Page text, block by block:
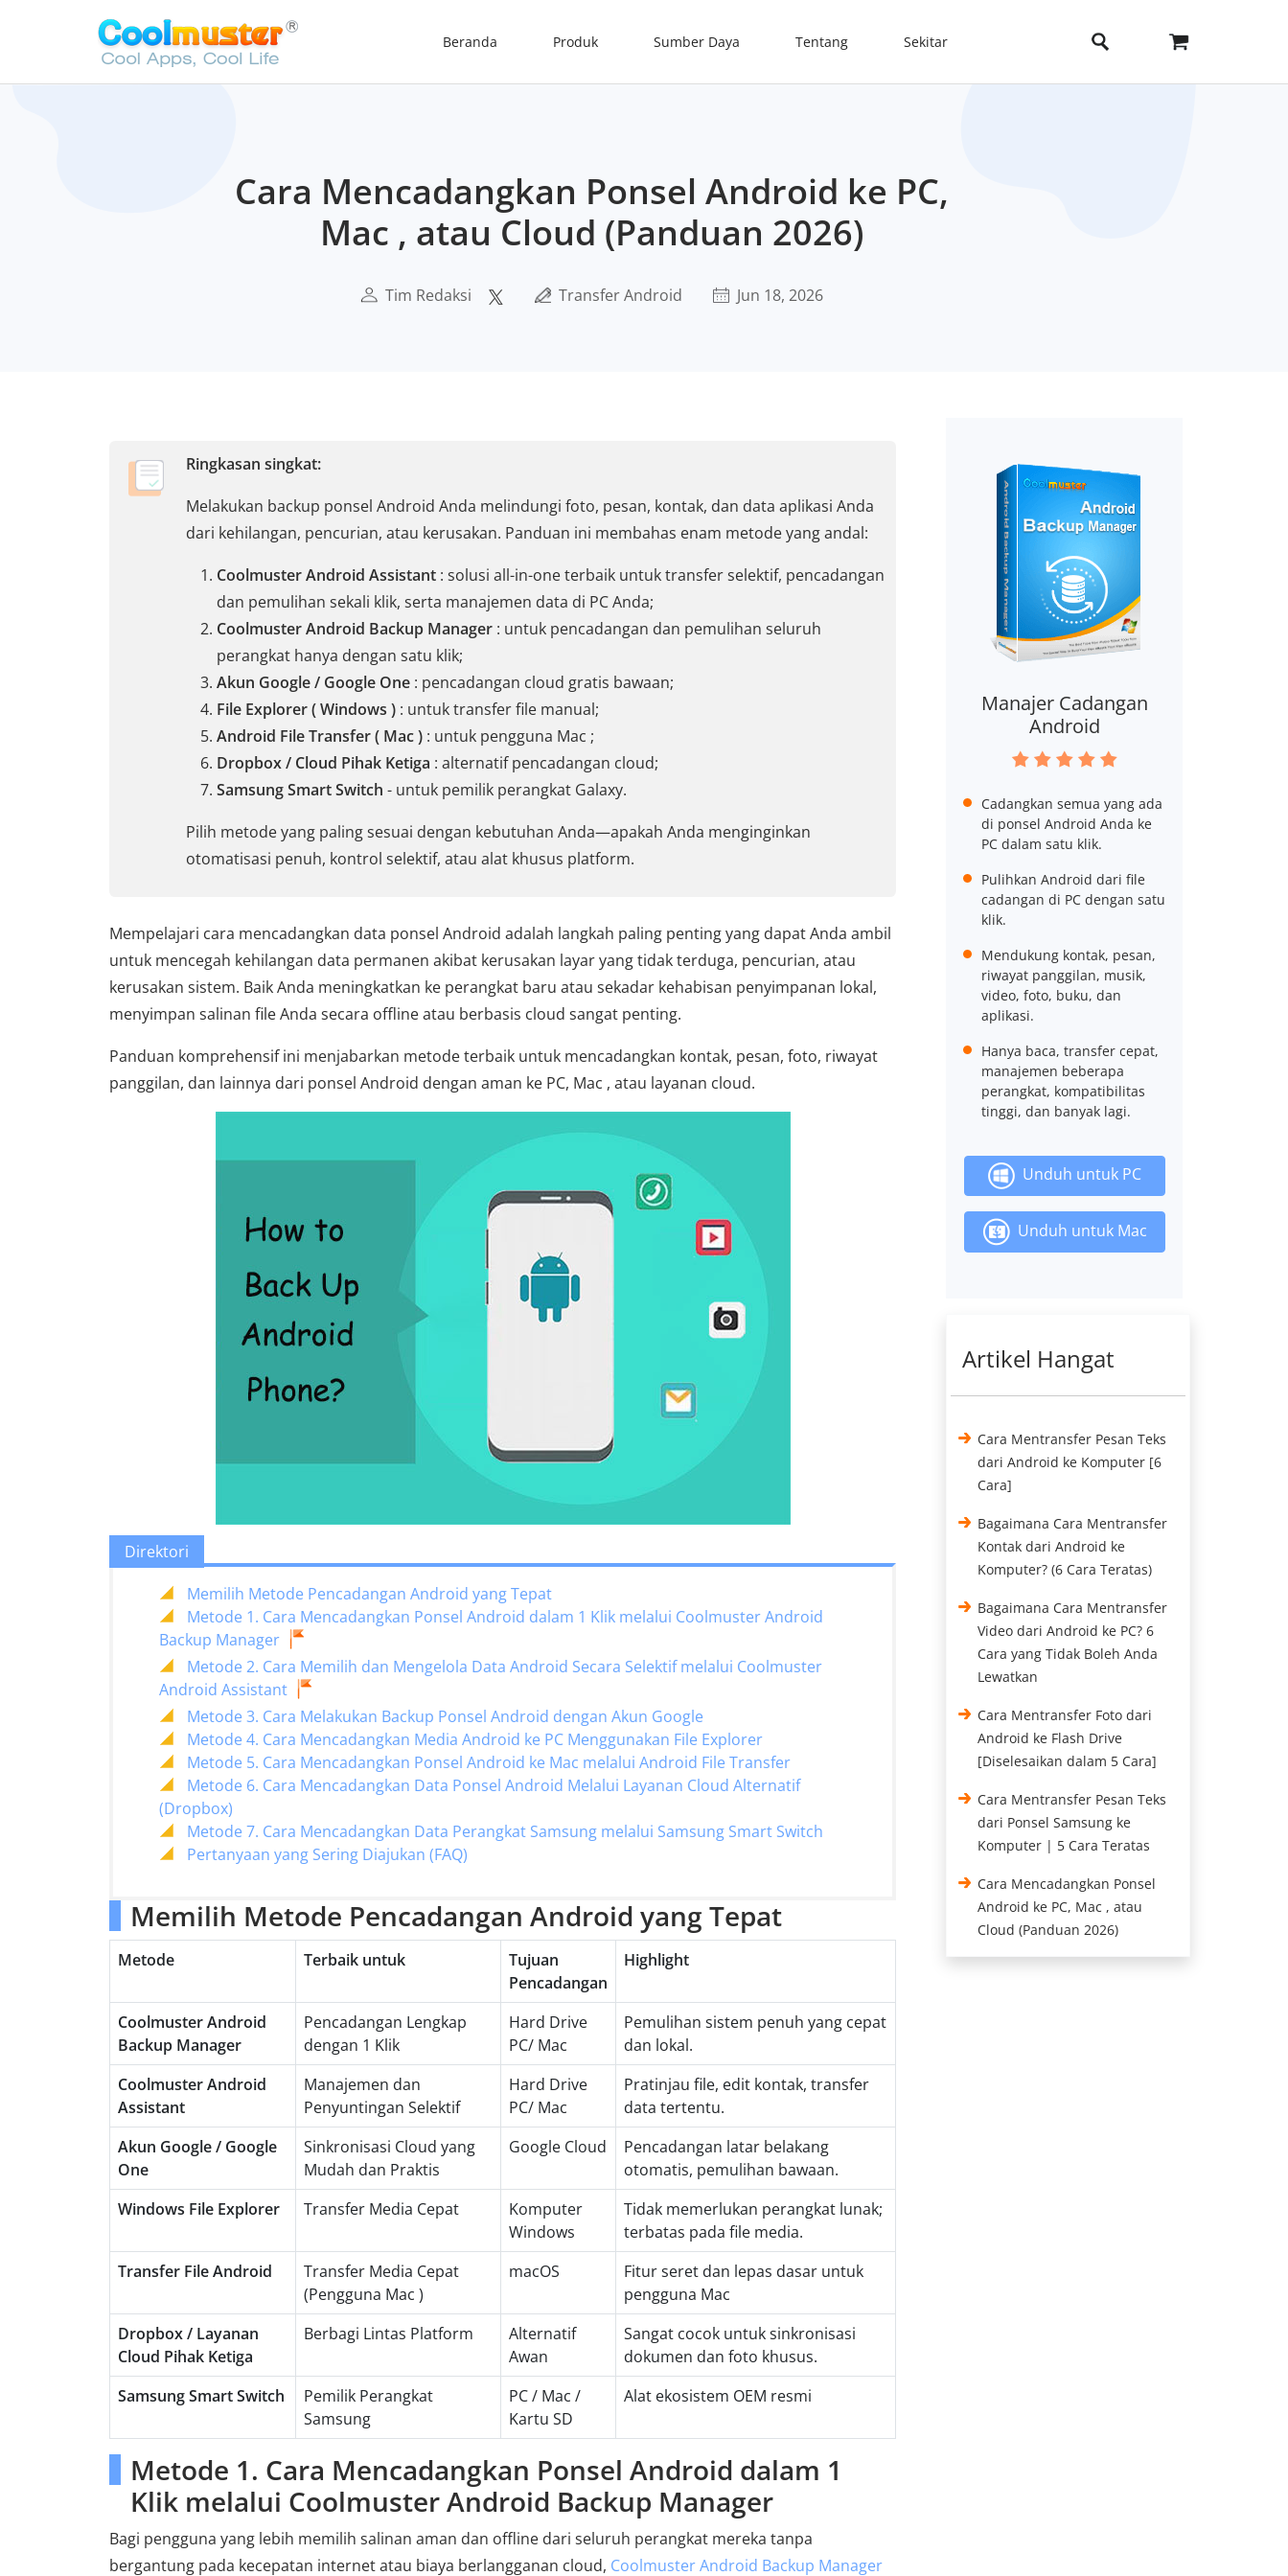
Beranda Produk Sumber Daya Tentang Sekitar
Cara Mencadangkan Ponsel Android ke PC,
Mac , atau Cloud (Panduan 2026)
Tim Redaksi Transfer Android Jun 18, 2026
Ringkasan singkat:
Melakukan backup ponsel Android Anda melindungi foto, pesan, kontak, dan data aplikasi Anda
dari kehilangan, pencurian, atau kerusakan. Panduan ini membahas enam metode yang andal:
Coolmuster Android Assistant : solusi all-in-one terbaik untuk transfer selektif, pencadangan
dan pemulihan sekali klik, serta manajemen data di PC Anda;
Coolmuster Android Backup Manager : untuk pencadangan dan pemulihan seluruh
perangkat hanya dengan satu klik;
Akun Google / Google One : pencadangan cloud gratis bawaan;
File Explorer ( Windows ) : untuk transfer file manual;
Android File Transfer ( Mac ) : untuk pengguna Mac ;
Dropbox / Cloud Pihak Ketiga : alternatif pencadangan cloud;
Samsung Smart Switch - untuk pemilik perangkat Galaxy.
Pilih metode yang paling sesuai dengan kebutuhan Anda—apakah Anda menginginkan
otomatisasi penuh, kontrol selektif, atau alat khusus platform.
Mempelajari cara mencadangkan data ponsel Android adalah langkah paling penting yang dapat Anda ambil
untuk mencegah kehilangan data permanen akibat kerusakan layar yang tidak terduga, pencurian, atau
kerusakan sistem. Baik Anda meningkatkan ke perangkat baru atau sekadar kehabisan penyimpanan lokal,
menyimpan salinan file Anda secara offline atau berbasis cloud sangat penting.
Panduan komprehensif ini menjabarkan metode terbaik untuk mencadangkan kontak, pesan, foto, riwayat
panggilan, dan lainnya dari ponsel Android dengan aman ke PC, Mac , atau layanan cloud.
Direktori
Memilih Metode Pencadangan Android yang Tepat
Metode 1. Cara Mencadangkan Ponsel Android dalam 1 Klik melalui Coolmuster Android
Backup Manager
Metode 2. Cara Memilih dan Mengelola Data Android Secara Selektif melalui Coolmuster
Android Assistant
Metode 3. Cara Melakukan Backup Ponsel Android dengan Akun Google
Metode 4. Cara Mencadangkan Media Android ke PC Menggunakan File Explorer
Metode 5. Cara Mencadangkan Ponsel Android ke Mac melalui Android File Transfer
Metode 6. Cara Mencadangkan Data Ponsel Android Melalui Layanan Cloud Alternatif
(Dropbox)
Metode 7. Cara Mencadangkan Data Perangkat Samsung melalui Samsung Smart Switch
Pertanyaan yang Sering Diajukan (FAQ)
Memilih Metode Pencadangan Android yang Tepat
Metode Terbaik untuk
Tujuan
Pencadangan
Highlight
Coolmuster Android
Backup Manager
Pencadangan Lengkap
dengan 1 Klik
Hard Drive
PC/ Mac
Pemulihan sistem penuh yang cepat
dan lokal.
Coolmuster Android
Assistant
Manajemen dan
Penyuntingan Selektif
Hard Drive
PC/ Mac
Pratinjau file, edit kontak, transfer
data tertentu.
Akun Google / Google
One
Sinkronisasi Cloud yang
Mudah dan Praktis
Google Cloud
Pencadangan latar belakang
otomatis, pemulihan bawaan.
Windows File Explorer
Transfer Media Cepat
Komputer
Windows
Tidak memerlukan perangkat lunak;
terbatas pada file media.
Transfer File Android
Transfer Media Cepat
(Pengguna Mac )
macOS
Fitur seret dan lepas dasar untuk
pengguna Mac
Dropbox / Layanan
Cloud Pihak Ketiga
Berbagi Lintas Platform
Alternatif
Awan
Sangat cocok untuk sinkronisasi
dokumen dan foto khusus.
Samsung Smart Switch
Pemilik Perangkat
Samsung
PC / Mac /
Kartu SD
Alat ekosistem OEM resmi
Metode 1. Cara Mencadangkan Ponsel Android dalam 1
Klik melalui Coolmuster Android Backup Manager
Bagi pengguna yang lebih memilih salinan aman dan offline dari seluruh perangkat mereka tanpa
bergantung pada kecepatan internet atau biaya berlangganan cloud, Coolmuster Android Backup Manager
Manajer Cadangan
Android
Cadangkan semua yang ada
di ponsel Android Anda ke
PC dalam satu klik.
Pulihkan Android dari file
cadangan di PC dengan satu
klik.
Mendukung kontak, pesan,
riwayat panggilan, musik,
video, foto, buku, dan
aplikasi.
Hanya baca, transfer cepat,
manajemen beberapa
perangkat, kompatibilitas
tinggi, dan banyak lagi.
Unduh untuk PC
Unduh untuk Mac
Artikel Hangat
Cara Mentransfer Pesan Teks
dari Android ke Komputer [6
Cara]
Bagaimana Cara Mentransfer
Kontak dari Android ke
Komputer? (6 Cara Teratas)
Bagaimana Cara Mentransfer
Video dari Android ke PC? 6
Cara yang Tidak Boleh Anda
Lewatkan
Cara Mentransfer Foto dari
Android ke Flash Drive
[Diselesaikan dalam 5 Cara]
Cara Mentransfer Pesan Teks
dari Ponsel Samsung ke
Komputer | 5 Cara Teratas
Cara Mencadangkan Ponsel
Android ke PC, Mac , atau
Cloud (Panduan 2026)